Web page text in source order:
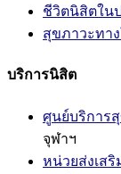
ชีวิตนิสิตใน
สุขภาวะทา
บริการนิสิต
ศูนย์บริการ
จุฬาฯ
หน่วยส่งเส